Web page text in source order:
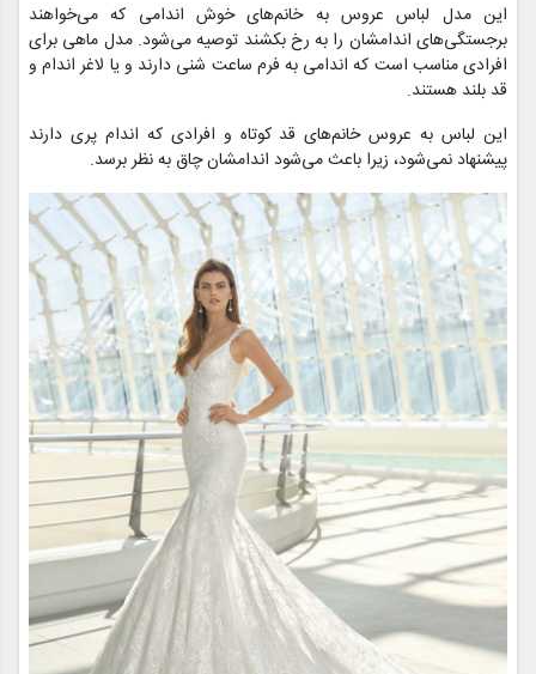
این مدل لباس عروس به خانم‌های خوش اندامی که می‌خواهند
برجستگی‌های اندامشان را به رخ بکشند توصیه می‌شود. مدل ماهی برای
افرادی مناسب است که اندامی به فرم ساعت شنی دارند و یا لاغر اندام و
قد بلند هستند.
این لباس به عروس خانم‌های قد کوتاه و افرادی که اندام پری دارند
پیشنهاد نمی‌شود، زیرا باعث می‌شود اندامشان چاق به نظر برسد.